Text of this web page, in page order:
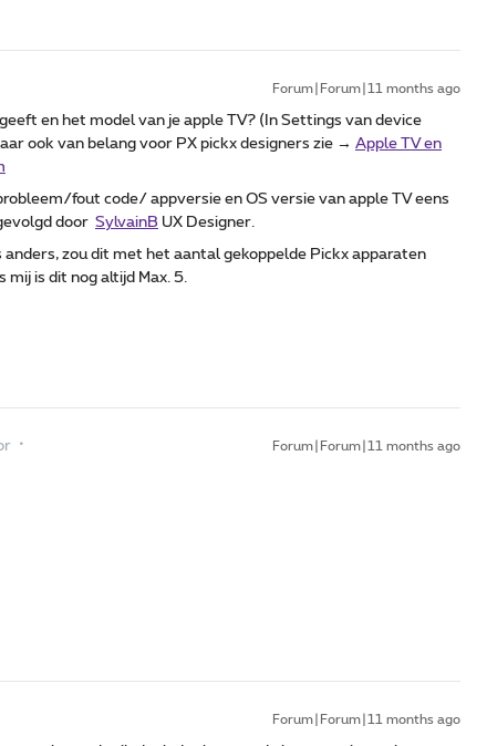
Forum|Forum|11 months ago
en het model van je apple TV? (In Settings van device
ook van belang voor PX pickx designers zie → Apple TV en
fout code/ appversie en OS versie van apple TV eens
door SylvainB UX Designer.
anders, zou dit met het aantal gekoppelde Pickx apparaten
mij is dit nog altijd Max. 5.
Forum|Forum|11 months ago
Forum|Forum|11 months ago